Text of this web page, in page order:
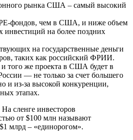
рынка США – самый высокий
фондов, чем в США, и ниже объем
на более поздних
на государственные деньги
таких как российский ФРИИ.
того же проекта в США будет в
— не только за счет большего
и из-за высокой конкуренции,
этапах.
сленге инвесторов
от $100 млн называют
млрд – «единорогом».